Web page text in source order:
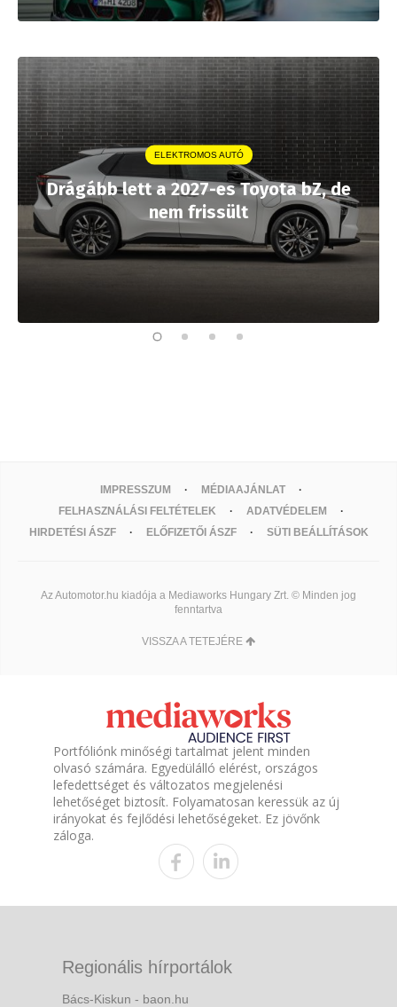
ELEKTROMOS AUTÓ
Drágább lett a 2027-es Toyota bZ, de
nem frissült
IMPRESSZUM
MÉDIAAJÁNLAT
FELHASZNÁLÁSI FELTÉTELEK
ADATVÉDELEM
HIRDETÉSI ÁSZF
ELŐFIZETŐI ÁSZF SÜTI BEÁLLÍTÁSOK
Az Automotor.hu kiadója a Mediaworks Hungary Zrt. © Minden jog
fenntartva
VISSZA A TETEJÉRE
Portfóliónk minőségi tartalmat jelent minden
olvasó számára. Egyedülálló elérést, országos
lefedettséget és változatos megjelenési
lehetőséget biztosít. Folyamatosan keressük az új
irányokat és fejlődési lehetőségeket. Ez jövőnk
záloga.
Regionális hírportálok
Bács-Kiskun - baon.hu